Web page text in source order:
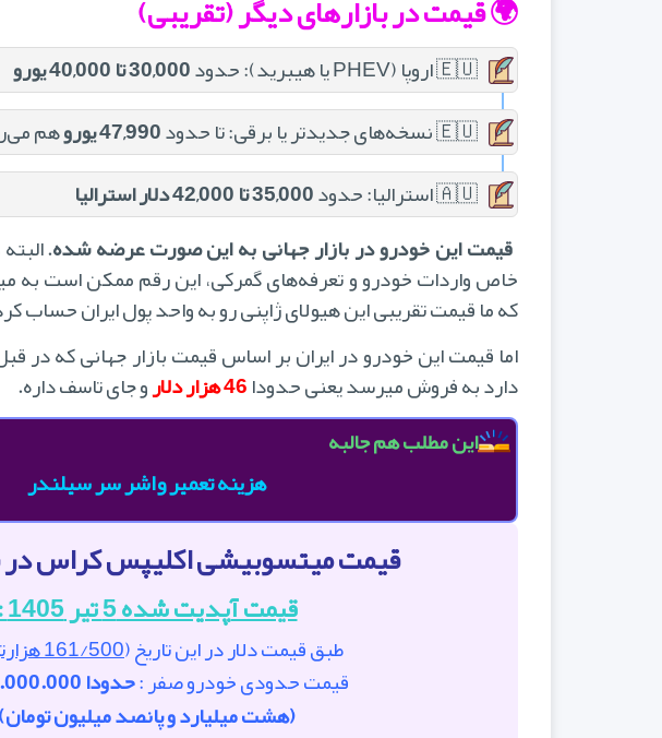
🌍 قیمت در بازارهای دیگر (تقریبی)
🇪🇺 اروپا (PHEV یا هیبرید): حدود
30,000 تا 40,000 یورو
🇪🇺 نسخه‌های جدیدتر یا برقی: تا حدود
47,990 یورو
هم
🇦🇺 استرالیا: حدود
35,000 تا 42,000 دلار استرالیا
قیمت این خودرو در بازار جهانی به این صورت عرضه شده.
خاص واردات خودرو و تعرفه‌های گمرکی، این رقم ممکن است به
که ما قیمت تقریبی این هیولای ژاپنی رو به واحد پول ایران حساب
اما قیمت این خودرو در ایران بر اساس قیمت بازار جهانی که در
دارد به فروش میرسد یعنی حدودا
و جای تاسف داره.
این مطلب هم جالبه
هزینه تعمیر واشر سر سیلندر
قیمت میتسوبیشی اکلیپس کراس در
قیمت آپدیت شده 5 تیر 1405 :
طبق قیمت دلار در این تاریخ (161/500 هزارتومان
قیمت حدودی خودرو صفر :حدودا 8.500.000.000
(هشت میلیارد و پانصد میلیون تومان)